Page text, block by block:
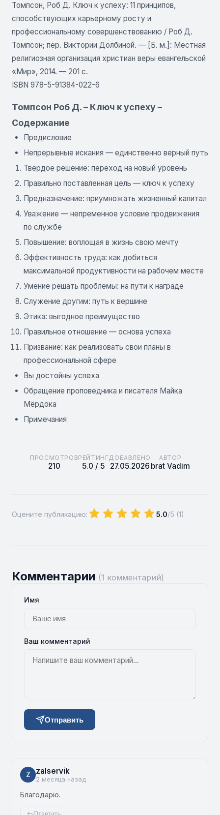
Томпсон, Роб Д. Ключ к успеху: 11 принципов,
способствующих карьерному росту и
профессиональному совершенствованию / Роб Д.
Томпсон; пер. Виктории Долбиной. — [Б. м.]: Местная
религиозная организация христиан веры евангельской
«Мир», 2014. — 201 с.
ISBN 978-5-91384-022-6
Томпсон Роб Д. – Ключ к успеху –
Содержание
Предисловие
Непрерывные искания — единственно верный путь
Твёрдое решение: переход на новый уровень
Правильно поставленная цель — ключ к успеху
Предназначение: приумножать жизненный капитал
Уважение — непременное условие продвижения
по службе
Повышение: воплощая в жизнь свою мечту
Эффективность труда: как добиться
максимальной продуктивности на рабочем месте
Умение решать проблемы: на пути к награде
Служение другим: путь к вершине
Этика: выгодное преимущество
Правильное отношение — основа успеха
Призвание: как реализовать свои планы в
профессиональной сфере
Вы достойны успеха
Обращение проповедника и писателя Майка
Мёрдока
Примечания
ПРОСМОТРОВ
210
РЕЙТИНГ
5.0 / 5
ДОБАВЛЕНО
27.05.2026
АВТОР
brat Vadim
Оцените публикацию: 5.0/5 (1)
Комментарии (1 комментарий)
Имя
Ваш комментарий
Отправить
Z zalservik
2 месяца назад
Благодарю.